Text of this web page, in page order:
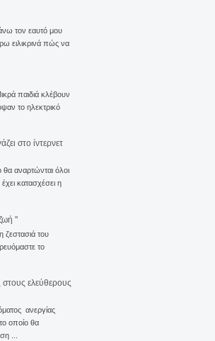
τον εαυτό μου
ειλικρινά πώς να
παιδιά κλέβουν
το ηλεκτρικό
στο ίντερνετ
θα αναρτώνται όλοι
κατασχέσει η
''
ζεστασιά του
το
στους ελεύθερους
ανεργίας
οποίο θα
...